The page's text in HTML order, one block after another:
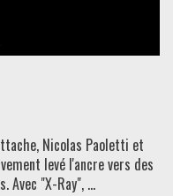
Nicolas Paoletti et
levé l'ancre vers des
Avec "X-Ray", ...